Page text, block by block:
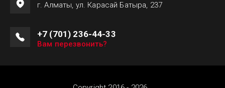
г. Алматы, ул. Карасай Батыра, 237
+7 (701) 236-44-33
Вам перезвонить?